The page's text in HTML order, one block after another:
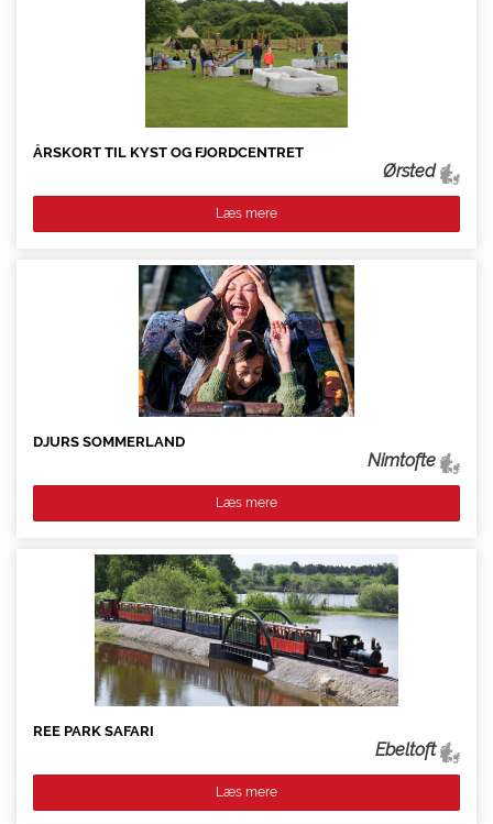
ÅRSKORT TIL KYST OG FJORDCENTRET
Ørsted
Læs mere
DJURS SOMMERLAND
Nimtofte
Læs mere
REE PARK SAFARI
Ebeltoft
Læs mere